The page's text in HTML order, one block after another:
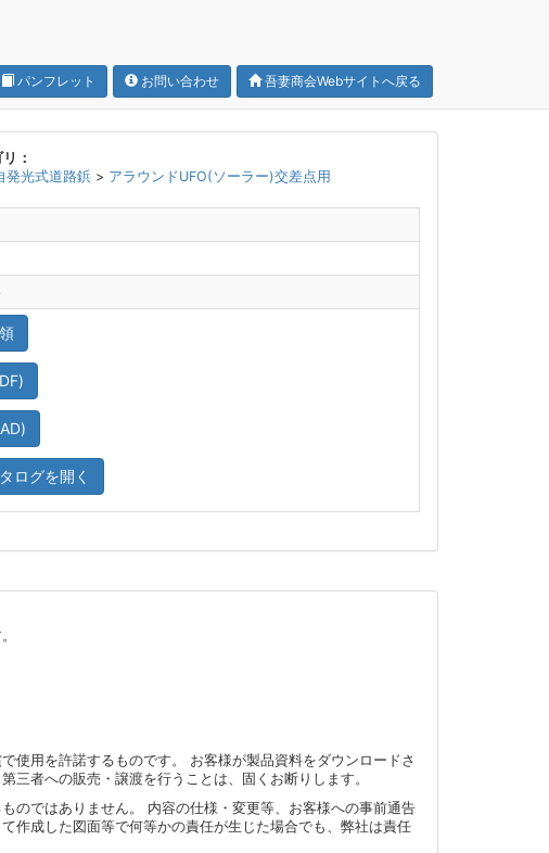
パンフレット お問い合わせ 吾妻商会Webサイトへ戻る
：
発光式道路鋲 > アラウンドUFO(ソーラー)交差点用
ログを開く
使用を許諾するものです。 お客様が製品資料をダウンロードさ
三者への販売・譲渡を行うことは、固くお断りします。
のではありません。 内容の仕様・変更等、お客様への事前通告
作成した図面等で何等かの責任が生じた場合でも、弊社は責任